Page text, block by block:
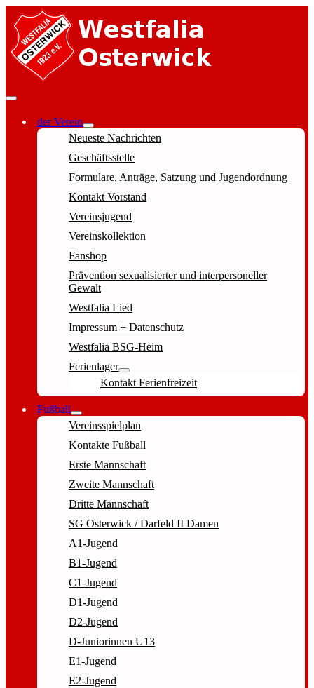
der Verein
Neueste Nachrichten
Geschäftsstelle
Formulare, Anträge, Satzung und Jugendordnung
Kontakt Vorstand
Vereinsjugend
Vereinskollektion
Fanshop
Prävention sexualisierter und interpersoneller
Gewalt
Westfalia Lied
Impressum + Datenschutz
Westfalia BSG-Heim
Ferienlager
Kontakt Ferienfreizeit
Fußball
Vereinsspielplan
Kontakte Fußball
Erste Mannschaft
Zweite Mannschaft
Dritte Mannschaft
SG Osterwick / Darfeld II Damen
A1-Jugend
B1-Jugend
C1-Jugend
D1-Jugend
D2-Jugend
D-Juniorinnen U13
E1-Jugend
E2-Jugend